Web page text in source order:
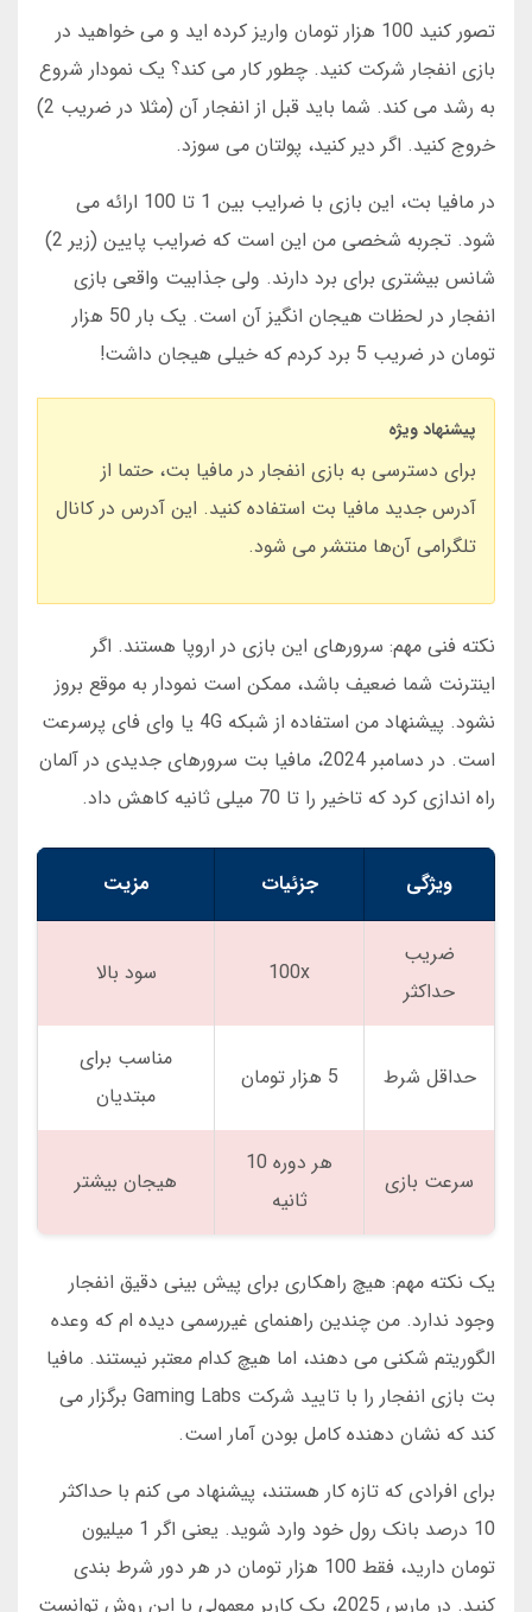
تصور کنید 100 هزار تومان واریز کرده اید و می خواهید در
بازی انفجار شرکت کنید. چطور کار می کند؟ یک نمودار شروع
به رشد می کند. شما باید قبل از انفجار آن (مثلا در ضریب 2)
خروج کنید. اگر دیر کنید، پولتان می سوزد.
در مافیا بت، این بازی با ضرایب بین 1 تا 100 ارائه می
شود. تجربه شخصی من این است که ضرایب پایین (زیر 2)
شانس بیشتری برای برد دارند. ولی جذابیت واقعی بازی
انفجار در لحظات هیجان انگیز آن است. یک بار 50 هزار
تومان در ضریب 5 برد کردم که خیلی هیجان داشت!
پیشنهاد ویژه
برای دسترسی به بازی انفجار در مافیا بت، حتما از
آدرس جدید مافیا بت استفاده کنید. این آدرس در کانال
تلگرامی آن‌ها منتشر می شود.
نکته فنی مهم: سرورهای این بازی در اروپا هستند. اگر
اینترنت شما ضعیف باشد، ممکن است نمودار به موقع بروز
نشود. پیشنهاد من استفاده از شبکه 4G یا وای فای پرسرعت
است. در دسامبر 2024، مافیا بت سرورهای جدیدی در آلمان
راه اندازی کرد که تاخیر را تا 70 میلی ثانیه کاهش داد.
ویژگی جزئیات مزیت
ضریب
حداکثر
100x سود بالا
حداقل شرط 5 هزار تومان
مناسب برای
مبتدیان
سرعت بازی
هر دوره 10
ثانیه
هیجان بیشتر
یک نکته مهم: هیچ راهکاری برای پیش بینی دقیق انفجار
وجود ندارد. من چندین راهنمای غیررسمی دیده ام که وعده
الگوریتم شکنی می دهند، اما هیچ کدام معتبر نیستند. مافیا
بت بازی انفجار را با تایید شرکت Gaming Labs برگزار می
کند که نشان دهنده کامل بودن آمار است.
برای افرادی که تازه کار هستند، پیشنهاد می کنم با حداکثر
10 درصد بانک رول خود وارد شوید. یعنی اگر 1 میلیون
تومان دارید، فقط 100 هزار تومان در هر دور شرط بندی
کنید. در مارس 2025، یک کاربر معمولی با این روش توانست